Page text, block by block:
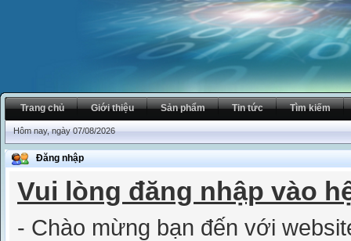
Trang chủ Giới thiệu Sản phẩm Tin tức Tìm kiếm
Hôm nay, ngày 07/08/2026
Đăng nhập
Vui lòng đăng nhập vào
- Chào mừng bạn đến với